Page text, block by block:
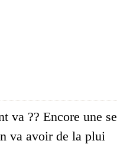
va ?? Encore une se
va avoir de la plui